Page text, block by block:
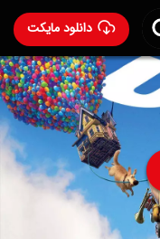
دانلود مایکت